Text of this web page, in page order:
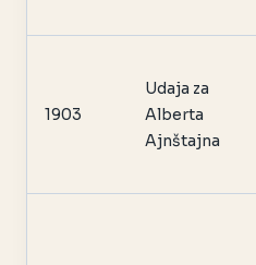
1903
Udaja za
Alberta
Ajnštajna